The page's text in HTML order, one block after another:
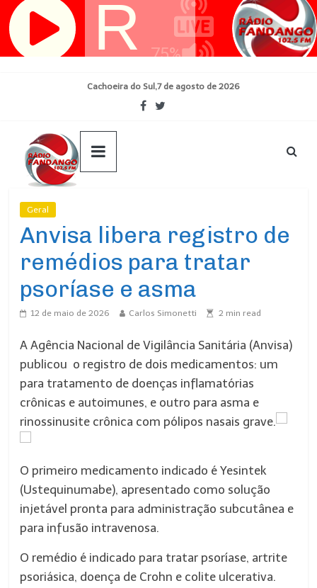
Pular
para
Cachoeira do Sul,7 de agosto de 2026
Geral
Anvisa libera registro de
remédios para tratar
psoríase e asma
12 de maio de 2026 Carlos Simonetti 2 min read
A Agência Nacional de Vigilância Sanitária (Anvisa)
publicou o registro de dois medicamentos: um
para tratamento de doenças inflamatórias
crônicas e autoimunes, e outro para asma e
rinossinusite crônica com pólipos nasais grave.
O primeiro medicamento indicado é Yesintek
(Ustequinumabe), apresentado como solução
injetável pronta para administração subcutânea e
para infusão intravenosa.
O remédio é indicado para tratar psoríase, artrite
psoriásica, doença de Crohn e colite ulcerativa.